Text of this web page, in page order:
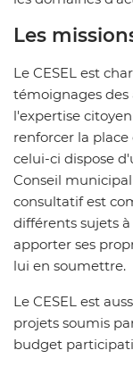
Les
Le CESEL est
témoignages
l'expertise
renforcer la
celui-ci dispose
Conseil
consultatif est
différents sujets
apporter ses
lui en soumettre.
Le CESEL est
projets soumis
budget